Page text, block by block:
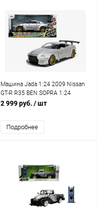
Машина Jada 1:24 2009 Nissan
GT-R R35 BEN SOPRA 1:24
IQchina
2 999 руб. / шт
Подробнее